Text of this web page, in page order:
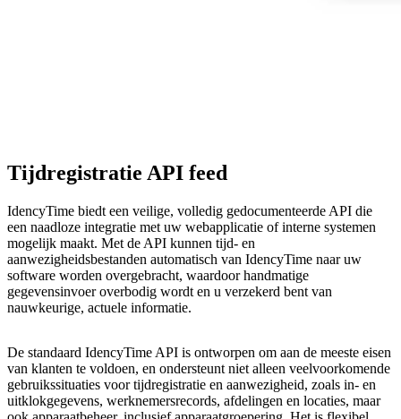
Tijdregistratie API feed
IdencyTime biedt een veilige, volledig gedocumenteerde API die
een naadloze integratie met uw webapplicatie of interne systemen
mogelijk maakt. Met de API kunnen tijd- en
aanwezigheidsbestanden automatisch van IdencyTime naar uw
software worden overgebracht, waardoor handmatige
gegevensinvoer overbodig wordt en u verzekerd bent van
nauwkeurige, actuele informatie.
De standaard IdencyTime API is ontworpen om aan de meeste eisen
van klanten te voldoen, en ondersteunt niet alleen veelvoorkomende
gebruikssituaties voor tijdregistratie en aanwezigheid, zoals in- en
uitklokgegevens, werknemersrecords, afdelingen en locaties, maar